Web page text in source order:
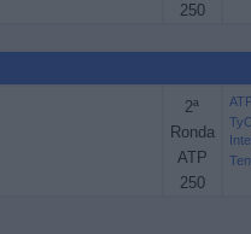
250
2ª
Ronda
ATP
250